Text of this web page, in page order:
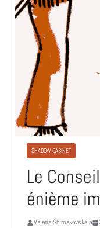
SHADOW CABINET
Le
énième
Valeria Shimakovskaia